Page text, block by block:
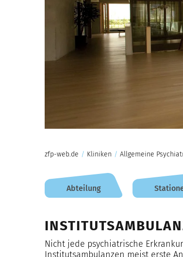
zfp-web.de / Kliniken / Allgemeine
Abteilung
Nicht jede psychiatrische
Institutsambulanzen meist erste